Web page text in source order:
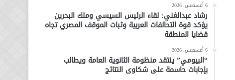
6 أغسطس، 2026
رشاد عبدالغني: لقاء الرئيس السيسي وملك البحرين
يؤكد قوة التحالفات العربية وثبات الموقف المصري تجاه
قضايا المنطقة
6 أغسطس، 2026
“البيومي” ينتقد منظومة الثانوية العامة ويطالب
بإجابات حاسمة على شكاوى النتائج